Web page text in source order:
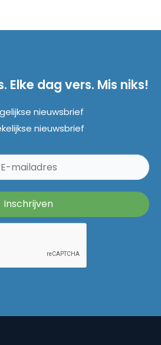
Elke dag vers. Mis niks!
nieuwsbrief
nieuwsbrief